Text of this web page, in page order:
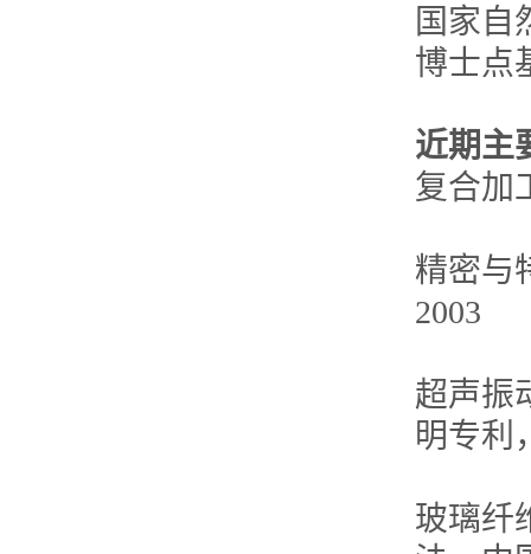
国家自
博士点
近期主
复合加
精密与
2003
超声振
明专利
玻璃纤